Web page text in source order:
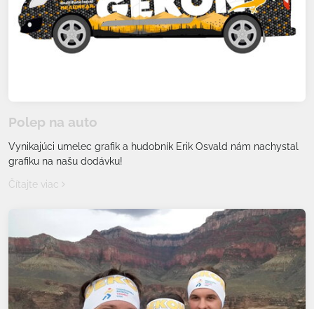
Polep na auto
Vynikajúci umelec grafik a hudobník Erik Osvald nám nachystal
grafiku na našu dodávku!
Čítajte viac